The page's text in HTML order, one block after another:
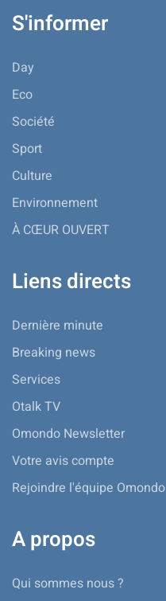
S'informer
Day
Eco
Société
Sport
Culture
Environnement
À CŒUR OUVERT
Liens directs
Dernière minute
Breaking news
Services
Otalk TV
Omondo Newsletter
Votre avis compte
Rejoindre l'équipe Omondo
A propos
Qui sommes nous ?